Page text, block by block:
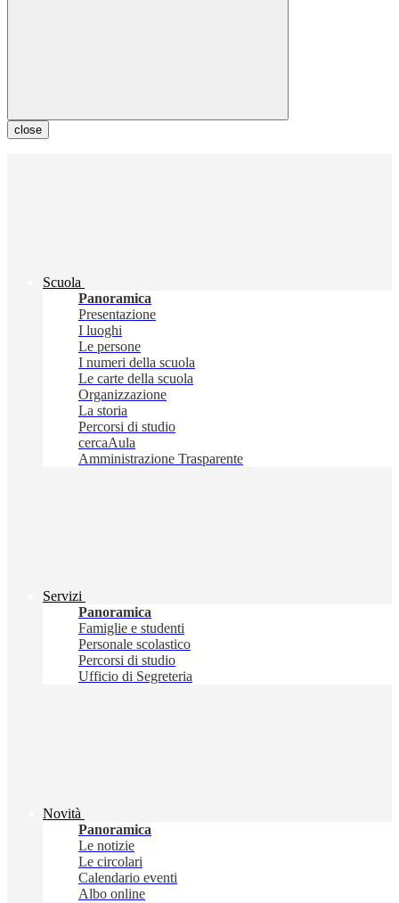
close
Scuola
Panoramica
Presentazione
I luoghi
Le persone
I numeri della scuola
Le carte della scuola
Organizzazione
La storia
Percorsi di studio
cercaAula
Amministrazione Trasparente
Servizi
Panoramica
Famiglie e studenti
Personale scolastico
Percorsi di studio
Ufficio di Segreteria
Novità
Panoramica
Le notizie
Le circolari
Calendario eventi
Albo online